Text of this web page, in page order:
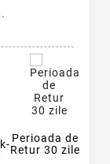
Perioada de
Retur 30 zile